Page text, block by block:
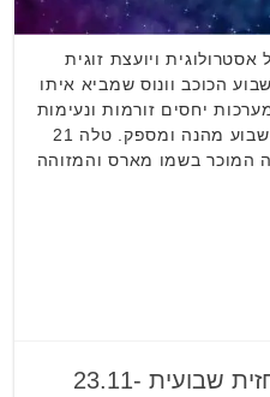
ויועצת זוגית
הכוכב וונוס שמביא איתו
יחסים זורמות ונעימות
נמצא במזל שלכם ולכן צפוי לכם שבוע מהנה ומספק. טלה 21
העשייה המוכר בשמו מארס והמזוהה
הורוסקופ/אסטרולוגיה: תחזית שבועית 23.11-